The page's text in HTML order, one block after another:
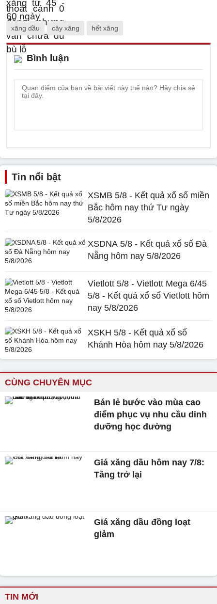
xăng dầu cây xăng hết xăng
Bình luận
Tin nổi bật
XSMB 5/8 - Kết quả xổ số miền
Bắc hôm nay thứ Tư ngày
5/8/2026
XSDNA 5/8 - Kết quả xổ số Đà
Nẵng hôm nay 5/8/2026
Vietlott 5/8 - Vietlott Mega 6/45
5/8 - Kết quả xổ số Vietlott hôm
nay 5/8/2026
XSKH 5/8 - Kết quả xổ số
Khánh Hòa hôm nay 5/8/2026
CÙNG CHUYÊN MỤC
Bán lẻ bước vào mùa cao
điểm phục vụ nhu cầu dinh
dưỡng học đường
Giá xăng dầu hôm nay 7/8:
Tăng trở lại
Giá xăng dầu đồng loạt
giảm
TIN MỚI